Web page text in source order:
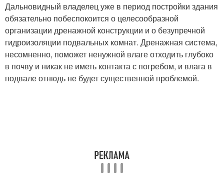
Дальновидный владелец уже в период постройки здания
обязательно побеспокоится о целесообразной
организации дренажной конструкции и о безупречной
гидроизоляции подвальных комнат. Дренажная система,
несомненно, поможет ненужной влаге отходить глубоко
в почву и никак не иметь контакта с погребом, и влага в
подвале отнюдь не будет существенной проблемой.